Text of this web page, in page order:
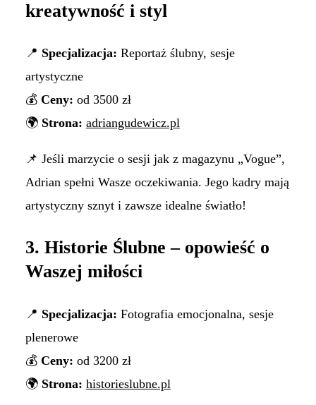
kreatywność i styl
📍 Specjalizacja: Reportaż ślubny, sesje
artystyczne
💰 Ceny: od 3500 zł
🌍 Strona: adriangudewicz.pl
📌 Jeśli marzycie o sesji jak z magazynu „Vogue”,
Adrian spełni Wasze oczekiwania. Jego kadry mają
artystyczny sznyt i zawsze idealne światło!
3. Historie Ślubne – opowieść o
Waszej miłości
📍 Specjalizacja: Fotografia emocjonalna, sesje
plenerowe
💰 Ceny: od 3200 zł
🌍 Strona: historieslubne.pl